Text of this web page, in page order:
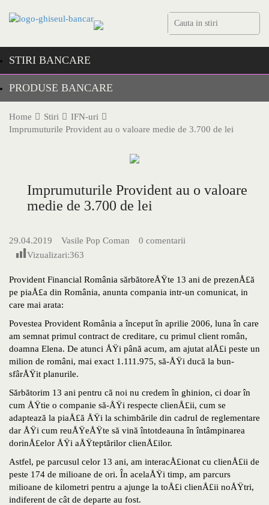
STIRI BANCARE
PRODUSE BANCARE
Home Stiri
IFN-uri
Imprumuturile Provident au o valoare medie de 3.700 de lei
Imprumuturile Provident au o valoare
medie de 3.700 de lei
29.04.2019 Vasile Pop Coman
0 comentarii
Vizualizari:363
Provident Financial România sărbătoreÅŸte 13 ani de prezenÅ£ă
pe piaÅ£a din România, anunta compania intr-un comunicat, in
care mai arata:
Povestea Provident România a început în aprilie 2006, luna în care
am semnat primul contract de creditare, cu primul client român,
doamna Elena. De atunci ÅŸi până acum, am ajutat alÅ£i peste un
milion de români, mai exact 1.111.975, să-ÅŸi ducă la bun-
sfârÅŸit planurile.
Sărbătorim 13 ani pentru că noi nu credem în ghinion, ci doar în
cum ÅŸtie o companie să-ÅŸi respecte clienÅ£ii, cum se
adaptează la piaÅ£ă ÅŸi la schimbările din cadrul de reglementare
dar ÅŸi cum reuÅŸeÅŸte să vină întotdeauna în întâmpinarea
dorinÅ£elor ÅŸi aÅŸteptărilor clienÅ£ilor.
Astfel, pe parcusul celor 13 ani, am interacÅ£ionat cu clienÅ£ii de
peste 174 de milioane de ori. În acelaÅŸi timp, am parcurs
milioane de kilometri pentru a ajunge la toÅ£i clienÅ£ii noÅŸtri,
indiferent de cât de departe au fost.